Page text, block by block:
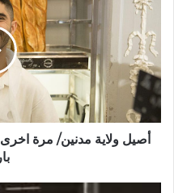
أصيل ولاية مدنين/ مرة